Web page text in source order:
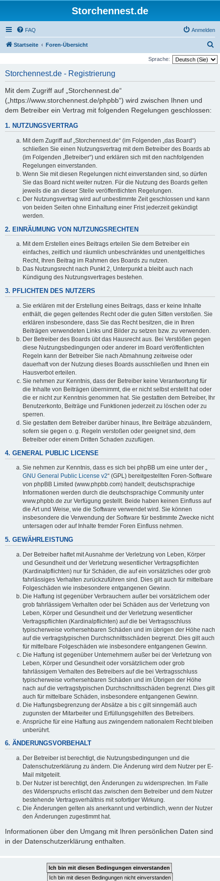
Storchennest.de
FAQ Anmelden
Startseite Foren-Übersicht
u
Sprache:
Storchennest.de - Registrierung
Mit dem Zugriff auf „Storchennest.de“
(„https://www.storchennest.de/phpbb“) wird zwischen Ihnen und
dem Betreiber ein Vertrag mit folgenden Regelungen geschlossen:
1. NUTZUNGSVERTRAG
Mit dem Zugriff auf „Storchennest.de“ (im Folgenden „das Board“)
schließen Sie einen Nutzungsvertrag mit dem Betreiber des Boards ab
(im Folgenden „Betreiber“) und erklären sich mit den nachfolgenden
Regelungen einverstanden.
Wenn Sie mit diesen Regelungen nicht einverstanden sind, so dürfen
Sie das Board nicht weiter nutzen. Für die Nutzung des Boards gelten
jeweils die an dieser Stelle veröffentlichten Regelungen.
Der Nutzungsvertrag wird auf unbestimmte Zeit geschlossen und kann
von beiden Seiten ohne Einhaltung einer Frist jederzeit gekündigt
werden.
2. EINRÄUMUNG VON NUTZUNGSRECHTEN
Mit dem Erstellen eines Beitrags erteilen Sie dem Betreiber ein
einfaches, zeitlich und räumlich unbeschränktes und unentgeltliches
Recht, Ihren Beitrag im Rahmen des Boards zu nutzen.
Das Nutzungsrecht nach Punkt 2, Unterpunkt a bleibt auch nach
Kündigung des Nutzungsvertrages bestehen.
3. PFLICHTEN DES NUTZERS
Sie erklären mit der Erstellung eines Beitrags, dass er keine Inhalte
enthält, die gegen geltendes Recht oder die guten Sitten verstoßen. Sie
erklären insbesondere, dass Sie das Recht besitzen, die in Ihren
Beiträgen verwendeten Links und Bilder zu setzen bzw. zu verwenden.
Der Betreiber des Boards übt das Hausrecht aus. Bei Verstößen gegen
diese Nutzungsbedingungen oder anderer im Board veröffentlichten
Regeln kann der Betreiber Sie nach Abmahnung zeitweise oder
dauerhaft von der Nutzung dieses Boards ausschließen und Ihnen ein
Hausverbot erteilen.
Sie nehmen zur Kenntnis, dass der Betreiber keine Verantwortung für
die Inhalte von Beiträgen übernimmt, die er nicht selbst erstellt hat oder
die er nicht zur Kenntnis genommen hat. Sie gestatten dem Betreiber, Ihr
Benutzerkonto, Beiträge und Funktionen jederzeit zu löschen oder zu
sperren.
Sie gestatten dem Betreiber darüber hinaus, Ihre Beiträge abzuändern,
sofern sie gegen o. g. Regeln verstoßen oder geeignet sind, dem
Betreiber oder einem Dritten Schaden zuzufügen.
4. GENERAL PUBLIC LICENSE
Sie nehmen zur Kenntnis, dass es sich bei phpBB um eine unter der „
GNU General Public License v2“ (GPL) bereitgestellten Foren-Software
von phpBB Limited (www.phpbb.com) handelt; deutschsprachige
Informationen werden durch die deutschsprachige Community unter
www.phpbb.de zur Verfügung gestellt. Beide haben keinen Einfluss auf
die Art und Weise, wie die Software verwendet wird. Sie können
insbesondere die Verwendung der Software für bestimmte Zwecke nicht
untersagen oder auf Inhalte fremder Foren Einfluss nehmen.
5. GEWÄHRLEISTUNG
Der Betreiber haftet mit Ausnahme der Verletzung von Leben, Körper
und Gesundheit und der Verletzung wesentlicher Vertragspflichten
(Kardinalpflichten) nur für Schäden, die auf ein vorsätzliches oder grob
fahrlässiges Verhalten zurückzuführen sind. Dies gilt auch für mittelbare
Folgeschäden wie insbesondere entgangenen Gewinn.
Die Haftung ist gegenüber Verbrauchern außer bei vorsätzlichem oder
grob fahrlässigem Verhalten oder bei Schäden aus der Verletzung von
Leben, Körper und Gesundheit und der Verletzung wesentlicher
Vertragspflichten (Kardinalpflichten) auf die bei Vertragsschluss
typischerweise vorhersehbaren Schäden und im übrigen der Höhe nach
auf die vertragstypischen Durchschnittsschäden begrenzt. Dies gilt auch
für mittelbare Folgeschäden wie insbesondere entgangenen Gewinn.
Die Haftung ist gegenüber Unternehmern außer bei der Verletzung von
Leben, Körper und Gesundheit oder vorsätzlichem oder grob
fahrlässigem Verhalten des Betreibers auf die bei Vertragsschluss
typischerweise vorhersehbaren Schäden und im Übrigen der Höhe
nach auf die vertragstypischen Durchschnittsschäden begrenzt. Dies gilt
auch für mittelbare Schäden, insbesondere entgangenen Gewinn.
Die Haftungsbegrenzung der Absätze a bis c gilt sinngemäß auch
zugunsten der Mitarbeiter und Erfüllungsgehilfen des Betreibers.
Ansprüche für eine Haftung aus zwingendem nationalem Recht bleiben
unberührt.
6. ÄNDERUNGSVORBEHALT
Der Betreiber ist berechtigt, die Nutzungsbedingungen und die
Datenschutzerklärung zu ändern. Die Änderung wird dem Nutzer per E-
Mail mitgeteilt.
Der Nutzer ist berechtigt, den Änderungen zu widersprechen. Im Falle
des Widerspruchs erlischt das zwischen dem Betreiber und dem Nutzer
bestehende Vertragsverhältnis mit sofortiger Wirkung.
Die Änderungen gelten als anerkannt und verbindlich, wenn der Nutzer
den Änderungen zugestimmt hat.
Informationen über den Umgang mit Ihren persönlichen Daten sind
in der Datenschutzerklärung enthalten.